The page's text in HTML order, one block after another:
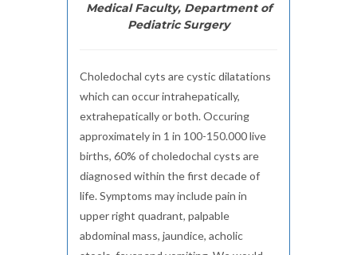
Medical Faculty, Department of
Pediatric Surgery
Choledochal cyts are cystic dilatations
which can occur intrahepatically,
extrahepatically or both. Occuring
approximately in 1 in 100-150.000 live
births, 60% of choledochal cysts are
diagnosed within the first decade of
life. Symptoms may include pain in
upper right quadrant, palpable
abdominal mass, jaundice, acholic